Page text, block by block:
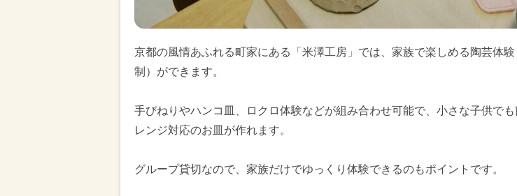
京都の風情あふれる町家にある「米澤工房」では、家族で楽しめる陶芸体
制）ができます。
手びねりやハンコ皿、ロクロ体験などが組み合わせ可能で、小さな子供で
レンジ対応のお皿が作れます。
グループ貸切なので、家族だけでゆっくり体験できるのもポイントです。